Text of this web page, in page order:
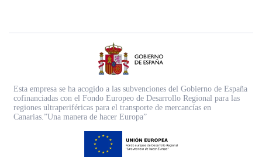
Esta empresa se ha acogido a las subvenciones del Gobierno de España
cofinanciadas con el Fondo Europeo de Desarrollo Regional para las
regiones ultraperiféricas para el transporte de mercancías en
Canarias.”Una manera de hacer Europa”